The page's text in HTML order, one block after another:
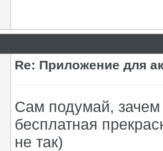
Re: Приложение для
Сам подумай, зачем
бесплатная
не так)